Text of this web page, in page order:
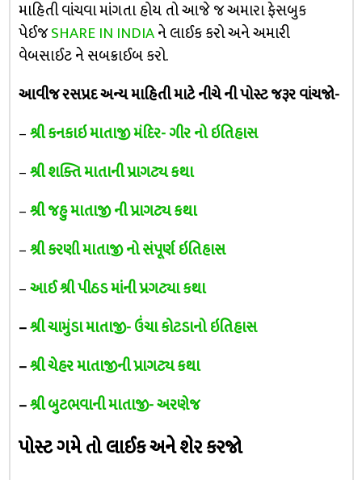
માહિતી વાંચવા માંગતા હોય તો આજે જ અમારા ફેસબુક
પેઈજSHARE IN INDIAને લાઈક કરો અને અમારી
વેબસાઈટ ને સબક્રાઈબ કરો.
આવીજ રસપ્રદ અન્ય માહિતી માટે નીચે ની પોસ્ટ જરૂર વાંચજો-
–શ્રી કનકાઇ માતાજી મંદિર- ગીર નો ઇતિહાસ
–શ્રી શક્તિ માતાની પ્રાગટ્ય કથા
–શ્રી જહુ માતાજી ની પ્રાગટ્ય કથા
–શ્રી કરણી માતાજી નો સંપૂર્ણ ઇતિહાસ
–આઈ શ્રી પીઠડ માંની પ્રગટ્યા કથા
–શ્રી ચામુંડા માતાજી- ઉંચા કોટડાનો ઇતિહાસ
–શ્રી ચેહર માતાજીની પ્રાગટ્ય કથા
–શ્રી બુટભવાની માતાજી- અરણેજ
પોસ્ટ ગમે તો લાઈક અને શેર કરજો